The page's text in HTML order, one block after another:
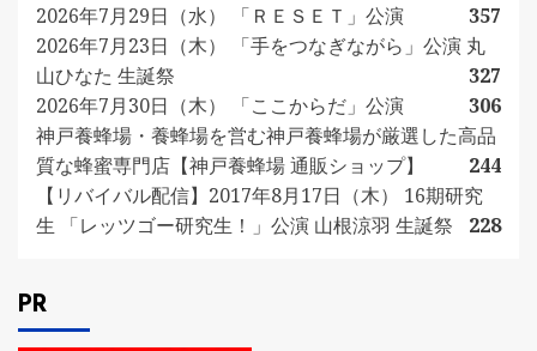
2026年7月29日（水） 「ＲＥＳＥＴ」公演
357
2026年7月23日（木） 「手をつなぎながら」公演 丸
山ひなた 生誕祭
327
2026年7月30日（木） 「ここからだ」公演
306
神戸養蜂場・養蜂場を営む神戸養蜂場が厳選した高品
質な蜂蜜専門店【神戸養蜂場 通販ショップ】
244
【リバイバル配信】2017年8月17日（木） 16期研究
生 「レッツゴー研究生！」公演 山根涼羽 生誕祭
228
PR